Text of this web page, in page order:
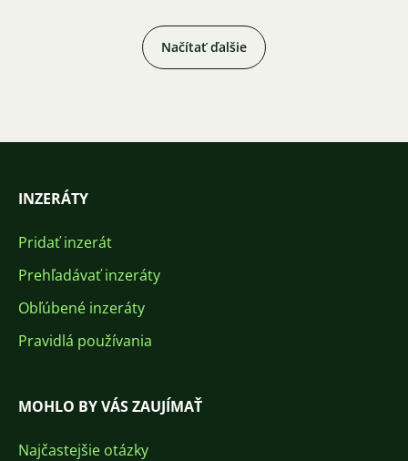
Načítať ďalšie
INZERÁTY
Pridať inzerát
Prehľadávať inzeráty
Obľúbené inzeráty
Pravidlá používania
MOHLO BY VÁS ZAUJÍMAŤ
Najčastejšie otázky